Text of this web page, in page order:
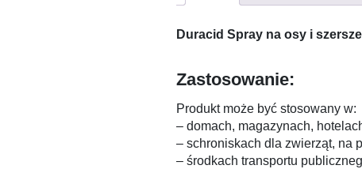
Duracid Spray na osy i
Zastosowanie:
Produkt może być stosowany w:
– domach, magazynach,
– schroniskach dla zwierząt, na
– środkach transportu